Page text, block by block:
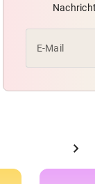
E-Mail
chevron_right